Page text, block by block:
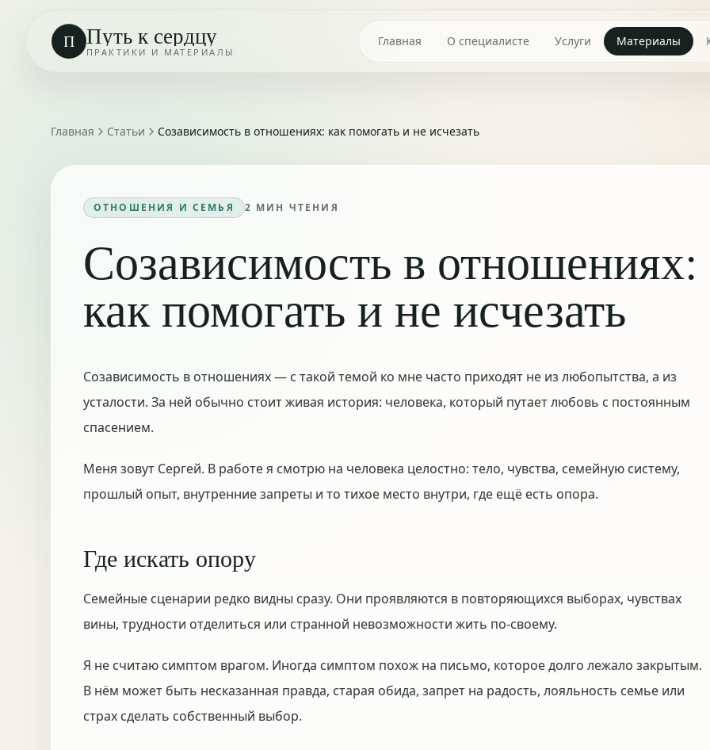
П Путь к сердцу
ПРАКТИКИ И МАТЕРИАЛЫ
Главная О специалисте Услуги Материалы
Главная Статьи Созависимость в отношениях: как помогать и не исчезать
ОТНОШЕНИЯ И СЕМЬЯ 2 МИН ЧТЕНИЯ
Созависимость в отношениях:
как помогать и не исчезать
Созависимость в отношениях — с такой темой ко мне часто приходят не из любопытства, а из
усталости. За ней обычно стоит живая история: человека, который путает любовь с постоянным
спасением.
Меня зовут Сергей. В работе я смотрю на человека целостно: тело, чувства, семейную систему,
прошлый опыт, внутренние запреты и то тихое место внутри, где ещё есть опора.
Где искать опору
Семейные сценарии редко видны сразу. Они проявляются в повторяющихся выборах, чувствах
вины, трудности отделиться или странной невозможности жить по-своему.
Я не считаю симптом врагом. Иногда симптом похож на письмо, которое долго лежало закрытым.
В нём может быть несказанная правда, старая обида, запрет на радость, лояльность семье или
страх сделать собственный выбор.